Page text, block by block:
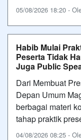
05/08/2026 18:20 -
Habib Mulai
Peserta Tidak
Juga Public
Dari Membuat
Depan Umum
berbagai materi
tahap praktik
04/08/2026 08:25 -